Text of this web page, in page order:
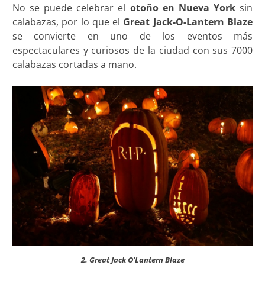
No se puede celebrar el otoño en Nueva York sin
calabazas, por lo que el Great Jack-O-Lantern Blaze
se convierte en uno de los eventos más
espectaculares y curiosos de la ciudad con sus 7000
calabazas cortadas a mano.
2. Great Jack O’Lantern Blaze